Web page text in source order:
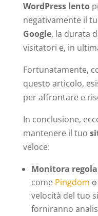
WordPress lento
negativamente il
Google, la durata
visitatori e, in
Fortunatamente,
questo articolo,
per affrontare e
In conclusione,
mantenere il tuo
veloce:
Monitora
come Pingdom o
velocità del tuo
forniranno